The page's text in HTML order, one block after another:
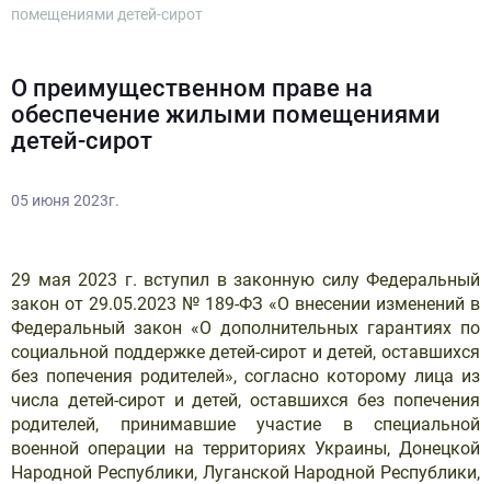
помещениями детей-сирот
О преимущественном праве на
обеспечение жилыми помещениями
детей-сирот
05 июня 2023г.
29 мая 2023 г. вступил в законную силу Федеральный
закон от 29.05.2023 № 189-ФЗ «О внесении изменений в
Федеральный закон «О дополнительных гарантиях по
социальной поддержке детей-сирот и детей, оставшихся
без попечения родителей», согласно которому лица из
числа детей-сирот и детей, оставшихся без попечения
родителей, принимавшие участие в специальной
военной операции на территориях Украины, Донецкой
Народной Республики, Луганской Народной Республики,